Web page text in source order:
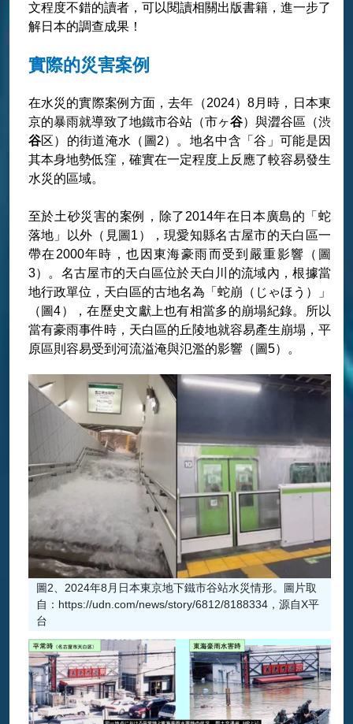
文程度不錯的讀者，可以閱讀相關出版書籍，進一步了
解日本的調查成果！
實際的災害案例
在水災的實際案例方面，去年（2024）8月時，日本東
京的暴雨就導致了地鐵市谷站（市ヶ谷）與澀谷區（渋
谷区）的街道淹水（圖2）。地名中含「谷」可能是因
其本身地勢低窪，確實在一定程度上反應了較容易發生
水災的區域。
至於土砂災害的案例，除了2014年在日本廣島的「蛇
落地」以外（見圖1），現愛知縣名古屋市的天白區一
帶在2000年時，也因東海豪雨而受到嚴重影響（圖
3）。名古屋市的天白區位於天白川的流域內，根據當
地行政單位，天白區的古地名為「蛇崩（じゃほう）」
（圖4），在歷史文獻上也有相當多的崩塌紀錄。所以
當有豪雨事件時，天白區的丘陵地就容易產生崩塌，平
原區則容易受到河流溢淹與氾濫的影響（圖5）。
圖2、2024年8月日本東京地下鐵市谷站水災情形。圖片取
自：https://udn.com/news/story/6812/8188334，源自X平
台